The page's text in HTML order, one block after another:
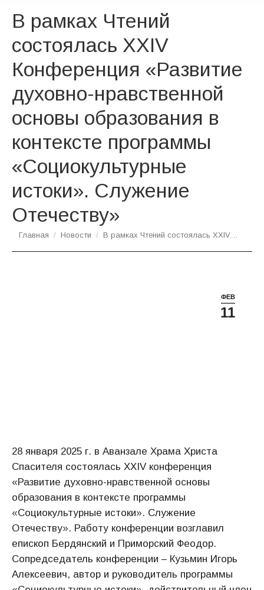
В рамках Чтений
состоялась XXIV
Конференция «Развитие
духовно-нравственной
основы образования в
контексте программы
«Социокультурные
истоки». Служение
Отечеству»
Вы здесь:
Главная Новости В рамках Чтений состоялась XXIV…
ФЕВ
11
28 января 2025 г. в Аванзале Храма Христа
Спасителя состоялась XXIV конференция
«Развитие духовно-нравственной основы
образования в контексте программы
«Социокультурные истоки». Служение
Отечеству». Работу конференции возглавил
епископ Бердянский и Приморский Феодор.
Сопредседатель конференции – Кузьмин Игорь
Алексеевич, автор и руководитель программы